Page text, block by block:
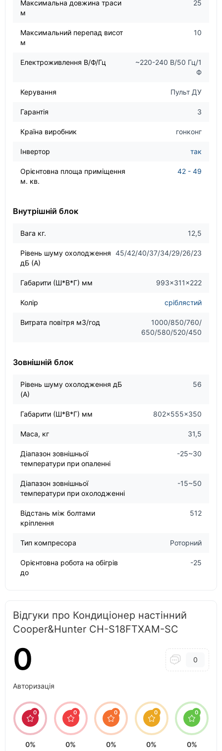
Максимальна довжина траси
м
25
Максимальний перепад висот
м
10
Електроживлення В/Ф/Гц
~220-240 В/50 Гц/1
Ф
Керування Пульт ДУ
Гарантія 3
Країна виробник гонконг
Інвертор так
Орієнтовна площа приміщення
м. кв.
42 - 49
Внутрішній блок
Вага кг. 12,5
Рівень шуму охолодження
дБ (А)
45/42/40/37/34/29/26/23
Габарити (Ш*В*Г) мм 993×311×222
Колір сріблястий
Витрата повітря м3/год
1000/850/760/
650/580/520/450
Зовнішній блок
Рівень шуму охолодження дБ
(А)
56
Габарити (Ш*В*Г) мм 802×555×350
Маса, кг 31,5
Діапазон зовнішньої
температури при опаленні
-25~30
Діапазон зовнішньої
температури при охолодженні
-15~50
Відстань між болтами
кріплення
512
Тип компресора Роторний
Орієнтовна робота на обігрів
до
-25
Відгуки про Кондиціонер настінний
Cooper&Hunter CH-S18FTXAM-SC
0 0
Авторизація
0
0%
0
0%
0
0%
0
0%
0
0%